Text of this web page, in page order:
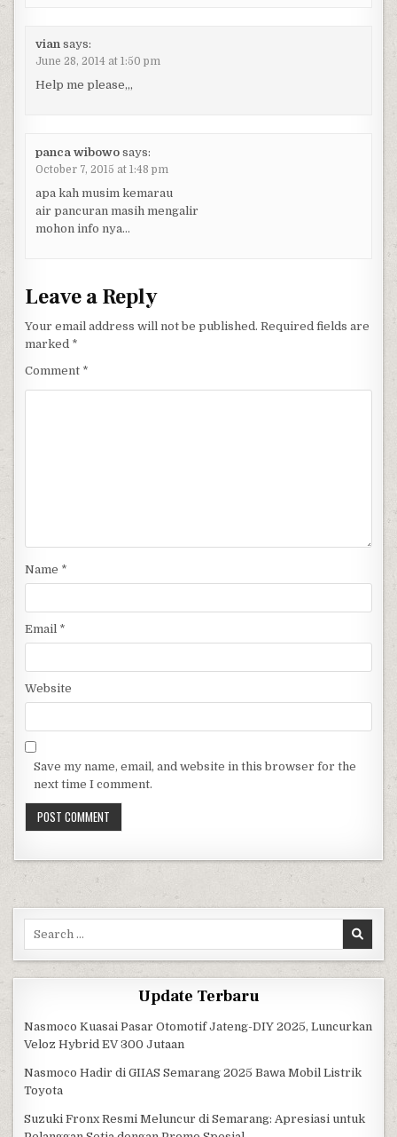
vian says:
June 28, 2014 at 1:50 pm
Help me please,,,
panca wibowo says:
October 7, 2015 at 1:48 pm
apa kah musim kemarau
air pancuran masih mengalir
mohon info nya…
Leave a Reply
Your email address will not be published. Required fields are
marked *
Comment *
Name *
Email *
Website
Save my name, email, and website in this browser for the
next time I comment.
Update Terbaru
Nasmoco Kuasai Pasar Otomotif Jateng-DIY 2025, Luncurkan
Veloz Hybrid EV 300 Jutaan
Nasmoco Hadir di GIIAS Semarang 2025 Bawa Mobil Listrik
Toyota
Suzuki Fronx Resmi Meluncur di Semarang: Apresiasi untuk